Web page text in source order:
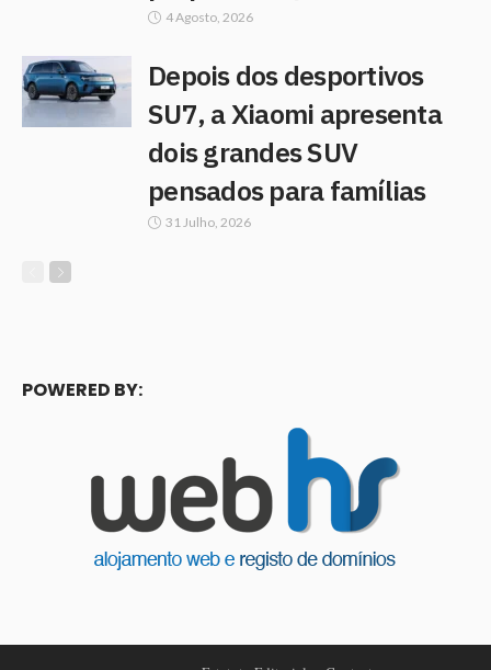
4 Agosto, 2026
Depois dos desportivos
SU7, a Xiaomi apresenta
dois grandes SUV
pensados para famílias
31 Julho, 2026
POWERED BY: